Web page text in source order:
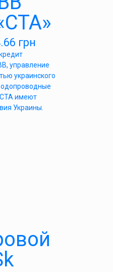
грн
управление
украинского
СТА имеют
Украины.